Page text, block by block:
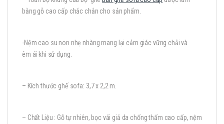
bằng gỗ cao cấp chắc chắn cho sản phẩm.
-Nệm cao su non nhẹ nhàng mang lại cảm giác vững chải và
êm ái khi sử dụng.
– Kích thước ghế sofa: 3,7 x 2,2 m.
– Chất Liệu : Gỗ tự nhiên, bọc vải giả da chống thấm cao cấp, nệm